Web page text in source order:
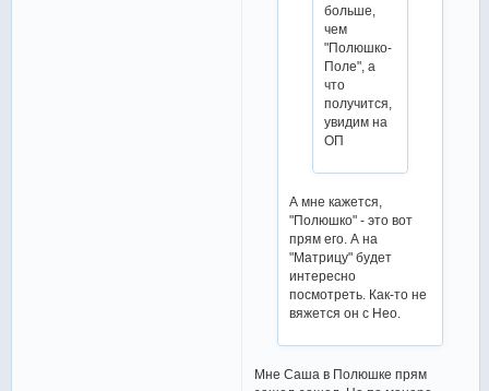
больше,
чем
"Полюшко-
Поле", а
что
получится,
увидим на
ОП
А мне кажется,
"Полюшко" - это вот
прям его. А на
"Матрицу" будет
интересно
посмотреть. Как-то не
вяжется он с Нео.
Мне Саша в Полюшке прям